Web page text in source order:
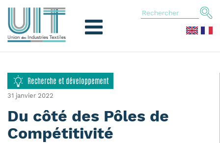
Recherche et développement
31 janvier 2022
Du côté des Pôles de
Compétitivité